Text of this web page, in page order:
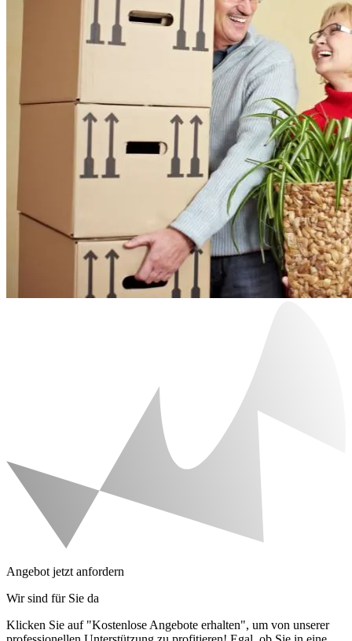
Angebot jetzt anfordern
Wir sind für Sie da
Klicken Sie auf "Kostenlose Angebote erhalten", um von unserer